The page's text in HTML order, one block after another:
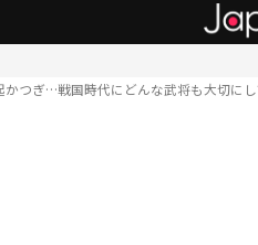
かつぎ…戦国時代にどんな武将も大切に